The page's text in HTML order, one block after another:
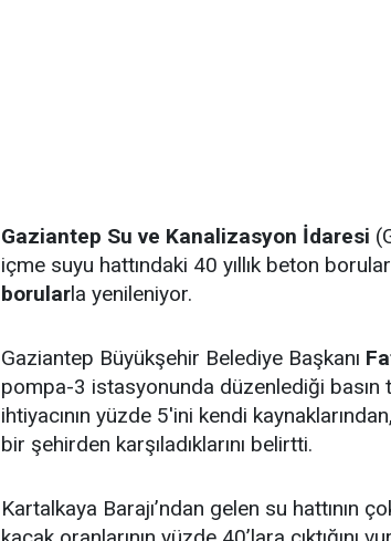
Gaziantep Su ve Kanalizasyon İdaresi
içme suyu hattındaki 40 yıllık beton borular
borularla yenileniyor.
Gaziantep Büyükşehir Belediye Başkanı
pompa-3 istasyonunda düzenlediği basın
ihtiyacının yüzde 5'ini kendi
bir şehirden karşıladıklarını belirtti.
Kartalkaya Barajı’ndan gelen su hattının